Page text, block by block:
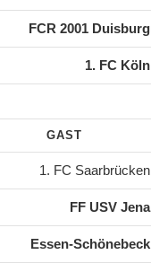
FCR 2001 Duisburg
1. FC Köln
GAST
1. FC Saarbrücken
FF USV Jena
Essen-Schönebeck